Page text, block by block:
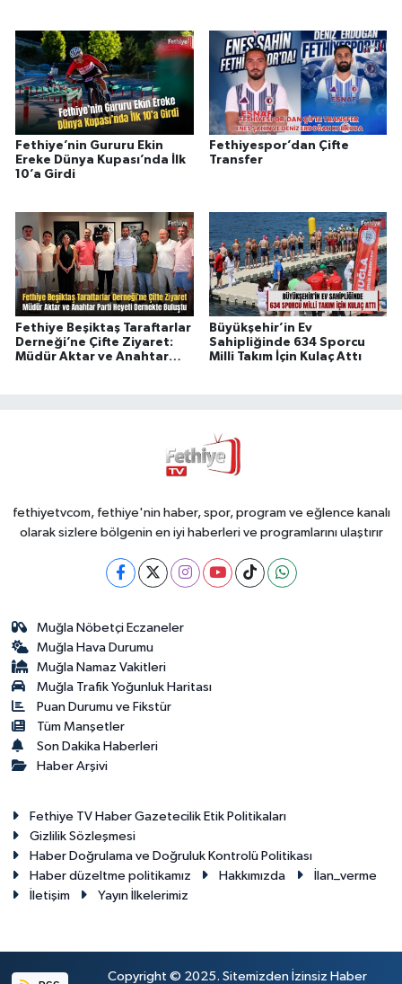
Fethiye’nin Gururu Ekin
Ereke Dünya Kupası’nda İlk
10’a Girdi
Fethiyespor’dan Çifte
Transfer
Fethiye Beşiktaş Taraftarlar
Derneği’ne Çifte Ziyaret:
Müdür Aktar ve Anahtar
Büyükşehir’in Ev
Sahipliğinde 634 Sporcu
Milli Takım İçin Kulaç Attı
fethiyetvcom, fethiye'nin haber, spor, program ve eğlence kanalı
olarak sizlere bölgenin en iyi haberleri ve programlarını ulaştırır
Muğla Nöbetçi Eczaneler
Muğla Hava Durumu
Muğla Namaz Vakitleri
Muğla Trafik Yoğunluk Haritası
Puan Durumu ve Fikstür
Tüm Manşetler
Son Dakika Haberleri
Haber Arşivi
Fethiye TV Haber Gazetecilik Etik Politikaları
Gizlilik Sözleşmesi
Haber Doğrulama ve Doğruluk Kontrolü Politikası
Haber düzeltme politikamız
Hakkımızda
İlan_verme
İletişim
Yayın İlkelerimiz
Copyright © 2025. Sitemizden İzinsiz Haber